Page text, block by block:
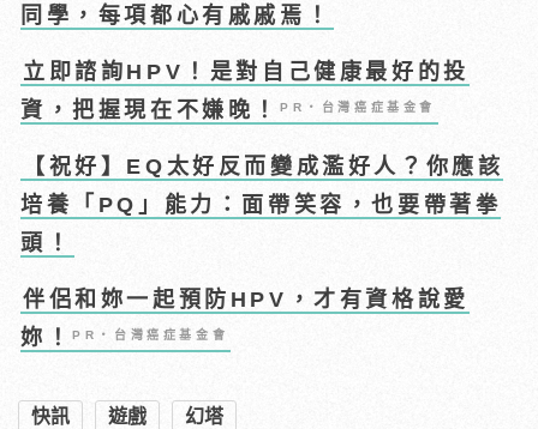
同學，每項都心有戚戚焉！
立即諮詢HPV！是對自己健康最好的投
資，把握現在不嫌晚！PR・台灣癌症基金會
【祝好】EQ太好反而變成濫好人？你應該
培養「PQ」能力：面帶笑容，也要帶著拳
頭！
伴侶和妳一起預防HPV，才有資格說愛
妳！PR・台灣癌症基金會
快訊 遊戲 幻塔